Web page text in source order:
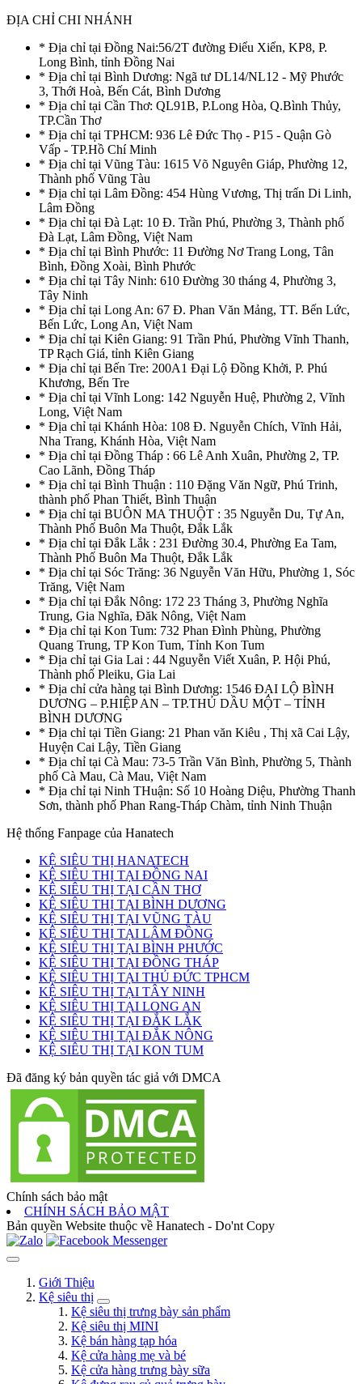
ĐỊA CHỈ CHI NHÁNH
* Địa chỉ tại Đồng Nai:56/2T đường Điểu Xiển, KP8, P.
Long Bình, tỉnh Đồng Nai
* Địa chỉ tại Bình Dương: Ngã tư DL14/NL12 - Mỹ Phước
3, Thới Hoà, Bến Cát, Bình Dương
* Địa chỉ tại Cần Thơ: QL91B, P.Long Hòa, Q.Bình Thủy,
TP.Cần Thơ
* Địa chỉ tại TPHCM: 936 Lê Đức Thọ - P15 - Quận Gò
Vấp - TP.Hồ Chí Minh
* Địa chỉ tại Vũng Tàu: 1615 Võ Nguyên Giáp, Phường 12,
Thành phố Vũng Tàu
* Địa chỉ tại Lâm Đồng: 454 Hùng Vương, Thị trấn Di Linh,
Lâm Đồng
* Địa chỉ tại Đà Lạt: 10 Đ. Trần Phú, Phường 3, Thành phố
Đà Lạt, Lâm Đồng, Việt Nam
* Địa chỉ tại Bình Phước: 11 Đường Nơ Trang Long, Tân
Bình, Đồng Xoài, Bình Phước
* Địa chỉ tại Tây Ninh: 610 Đường 30 tháng 4, Phường 3,
Tây Ninh
* Địa chỉ tại Long An: 67 Đ. Phan Văn Mảng, TT. Bến Lức,
Bến Lức, Long An, Việt Nam
* Địa chỉ tại Kiên Giang: 91 Trần Phú, Phường Vĩnh Thanh,
TP Rạch Giá, tỉnh Kiên Giang
* Địa chỉ tại Bến Tre: 200A1 Đại Lộ Đồng Khởi, P. Phú
Khương, Bến Tre
* Địa chỉ tại Vĩnh Long: 142 Nguyễn Huệ, Phường 2, Vĩnh
Long, Việt Nam
* Địa chỉ tại Khánh Hòa: 108 Đ. Nguyễn Chích, Vĩnh Hải,
Nha Trang, Khánh Hòa, Việt Nam
* Địa chỉ tại Đồng Tháp : 66 Lê Anh Xuân, Phường 2, TP.
Cao Lãnh, Đồng Tháp
* Địa chỉ tại Bình Thuận : 110 Đặng Văn Ngữ, Phú Trinh,
thành phố Phan Thiết, Bình Thuận
* Địa chỉ tại BUÔN MA THUỘT : 35 Nguyễn Du, Tự An,
Thành Phố Buôn Ma Thuột, Đắk Lắk
* Địa chỉ tại Đắk Lắk : 231 Đường 30.4, Phường Ea Tam,
Thành Phố Buôn Ma Thuột, Đắk Lắk
* Địa chỉ tại Sóc Trăng: 36 Nguyễn Văn Hữu, Phường 1, Sóc
Trăng, Việt Nam
* Địa chỉ tại Đắk Nông: 172 23 Tháng 3, Phường Nghĩa
Trung, Gia Nghĩa, Đăk Nông, Việt Nam
* Địa chỉ tại Kon Tum: 732 Phan Đình Phùng, Phường
Quang Trung, TP Kon Tum, Tỉnh Kon Tum
* Địa chỉ tại Gia Lai : 44 Nguyễn Viết Xuân, P. Hội Phú,
Thành phố Pleiku, Gia Lai
* Địa chỉ cửa hàng tại Bình Dương: 1546 ĐẠI LỘ BÌNH
DƯƠNG – P.HIỆP AN – TP.THỦ DẦU MỘT – TỈNH
BÌNH DƯƠNG
* Địa chỉ tại Tiền Giang: 21 Phan văn Kiêu , Thị xã Cai Lậy,
Huyện Cai Lậy, Tiền Giang
* Địa chỉ tại Cà Mau: 73-5 Trần Văn Bình, Phường 5, Thành
phố Cà Mau, Cà Mau, Việt Nam
* Địa chỉ tại Ninh THuận: Số 10 Hoàng Diệu, Phường Thanh
Sơn, thành phố Phan Rang-Tháp Chàm, tỉnh Ninh Thuận
Hệ thống Fanpage của Hanatech
KỆ SIÊU THỊ HANATECH
KỆ SIÊU THỊ TẠI ĐỒNG NAI
KỆ SIÊU THỊ TẠI CẦN THƠ
KỆ SIÊU THỊ TẠI BÌNH DƯƠNG
KỆ SIÊU THỊ TẠI VŨNG TÀU
KỆ SIÊU THỊ TẠI LÂM ĐỒNG
KỆ SIÊU THỊ TẠI BÌNH PHƯỚC
KỆ SIÊU THỊ TẠI ĐỒNG THÁP
KỆ SIÊU THỊ TẠI THỦ ĐỨC TPHCM
KỆ SIÊU THỊ TẠI TÂY NINH
KỆ SIÊU THỊ TẠI LONG AN
KỆ SIÊU THỊ TẠI ĐẮK LẮK
KỆ SIÊU THỊ TẠI ĐẮK NÔNG
KỆ SIÊU THỊ TẠI KON TUM
Đã đăng ký bản quyền tác giả với DMCA
Chính sách bảo mật
CHÍNH SÁCH BẢO MẬT
Bản quyền Website thuộc về Hanatech - Do'nt Copy
Giới Thiệu
Kệ siêu thị
Kệ siêu thị trưng bày sản phẩm
Kệ siêu thị MINI
Kệ bán hàng tạp hóa
Kệ cửa hàng mẹ và bé
Kệ cửa hàng trưng bày sữa